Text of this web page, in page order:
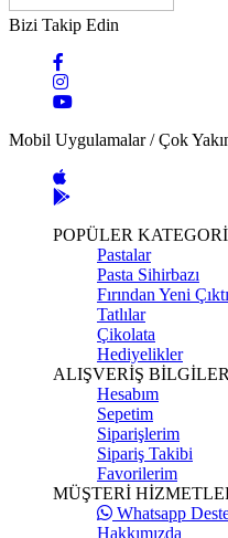
Bizi Takip Edin
Mobil Uygulamalar / Çok
POPÜLER
Pastalar
Pasta Sihirbazı
Fırından Yeni Çıktı
Tatlılar
Çikolata
Hediyelikler
ALIŞVERİŞ
Hesabım
Sepetim
Siparişlerim
Sipariş Takibi
Favorilerim
MÜŞTERİ
Whatsapp
Hakkımızda